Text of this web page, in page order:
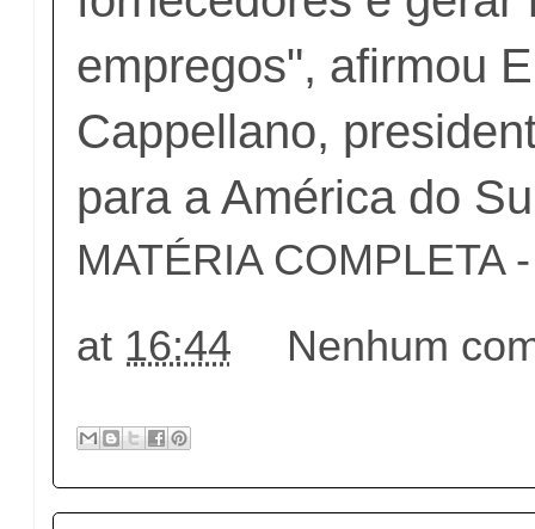
empregos", afirmou
Cappellano,
para a América do
MATÉRIA COMPLETA
at 16:44 Nenhum